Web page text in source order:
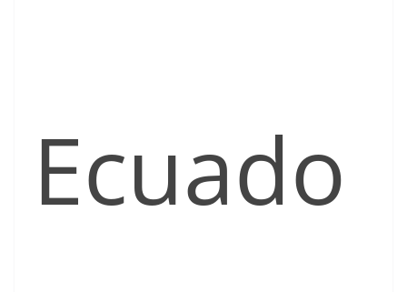
Ecuado